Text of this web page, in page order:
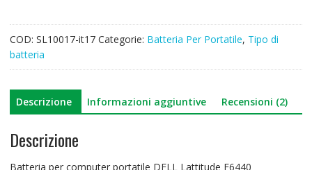
COD: SL10017-it17 Categorie: Batteria Per Portatile, Tipo di
batteria
Descrizione Informazioni aggiuntive Recensioni (2)
Descrizione
Batteria per computer portatile DELL Lattitude E6440